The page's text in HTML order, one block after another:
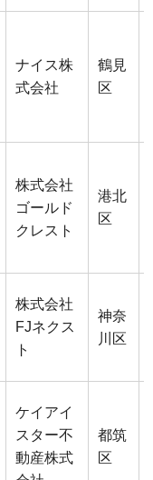
ナイス株
式会社
鶴見
区
株式会社
ゴールド
クレスト
港北
区
株式会社
FJネクス
ト
神奈
川区
ケイアイ
スター不
動産株式
都筑
区